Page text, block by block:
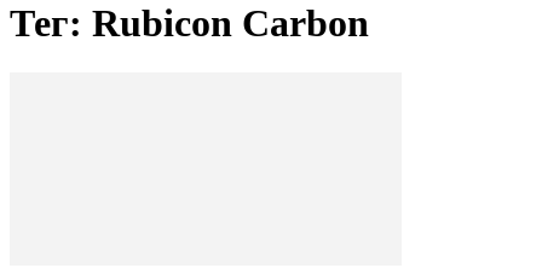
Тег: Rubicon Carbon